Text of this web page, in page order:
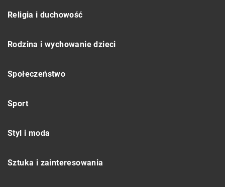
Religia i duchowość
Rodzina i wychowanie dzieci
Społeczeństwo
Sport
Styl i moda
Sztuka i zainteresowania